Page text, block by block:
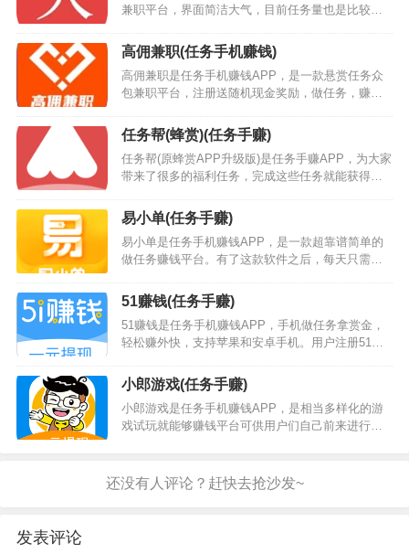
兼职平台，界面简洁大气，目前任务量也是比较多
自己轻松的赚取更多的收益，每天都能赚个零花
钱。人人帮app下载安装后，平台大厅内任务多多，
包括不限于注册、下载、发帖、电商、砍价、助
力、试玩等等，同时也可以根据价格、人气、易
做、快审等方式来筛选适合自己的任务，每天利用
碎片时间就能为自己带来不错的收入，你还在等什
高佣兼职(任务手机赚钱)
高佣兼职是任务手机赚钱APP，是一款悬赏任务众
包兼职平台，注册送随机现金奖励，做任务，赚赏
到手软。…
任务帮(蜂赏)(任务手赚)
任务帮(原蜂赏APP升级版)是任务手赚APP，为大家
带来了很多的福利任务，完成这些任务就能获得各
定！让你闲在家中也能随时赚钱，非常的方便！支
持实时提现到账，让收益变得更加简单！任务帮(蜂
赏)手赚途径：在任务帮(蜂赏)接各种简单任务（关
注任务、转发任务、助力任务、问卷任务和下载任
务）赚取佣金，还可以通过新游戏试玩和看视频来
获取佣金。任务帮(蜂赏)下载地址：…
易小单(任务手赚)
易小单是任务手机赚钱APP，是一款超靠谱简单的
做任务赚钱平台。有了这款软件之后，每天只需花
励。软件中的任务类型丰富多样，各式各样的赚钱
模式等你来体验。软件中的所有任务都是免费提供
的，绿色安全，用户可以放心挑选。软件门槛低，
时间自由，多做多赚。还可以邀请好友一起，赚取
的福利更加的丰厚。易小单手机赚钱途径：在易小
单手机赚钱APP接各种简单任务（长单任务、砍价
51赚钱(任务手赚)
51赚钱是任务手机赚钱APP，手机做任务拿赏金，
轻松赚外快，支持苹果和安卓手机。用户注册51赚
也可以在个人中心发布任务，平台众多用户快速完
成你得既定目标。老牌实力团队新作，app设计精
美，操作流畅，除了实力杠杠滴之外，所有收益满1
元就可以提现，延续了之前平台的优良作风。…
小郎游戏(任务手赚)
小郎游戏是任务手机赚钱APP，是相当多样化的游
戏试玩就能够赚钱平台可供用户们自己前来进行选
自己所感兴趣的兼职任务前来进行选择完成,靠谱的
任务无需任何的门槛就能够进行参与，欢迎大家自
发表评论